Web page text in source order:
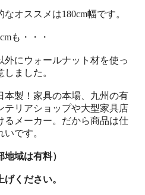
オススメは180cm幅です。
も・・・
外にウォールナット材を使っ
ました。
本製！家具の本場、九州の有
テリアショップや大型家具店
るメーカー。だから商品は仕
です。
地域は有料）
ください。